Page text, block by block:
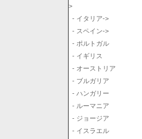
>
- イタリア->
- スペイン->
- ポルトガル
- イギリス
- オーストリア
- ブルガリア
- ハンガリー
- ルーマニア
- ジョージア
- イスラエル